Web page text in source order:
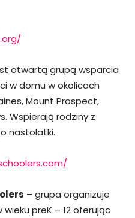
otwartą grupą wsparcia
w domu w okolicach
Mount Prospect,
Wspierają rodziny z
nastolatki.
– grupa organizuje
preK – 12 oferując